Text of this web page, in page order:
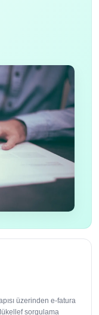
üzerinden e-fatura
sorgulama